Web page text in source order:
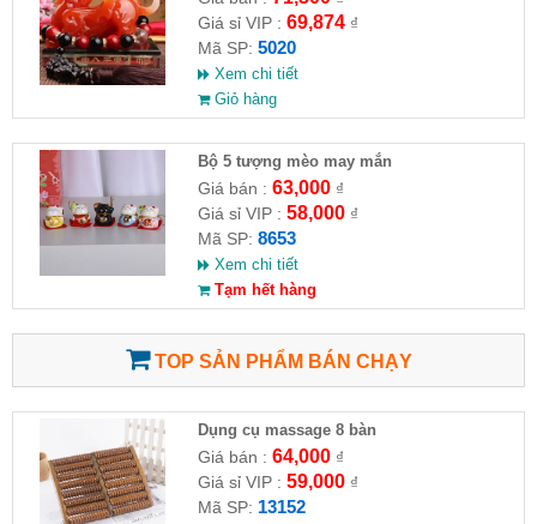
Giá sỉ VIP : 69,874₫
Mã SP: 5020
Xem chi tiết
Giỏ hàng
Bộ 5 tượng mèo may mắn
Giá bán : 63,000₫
Giá sỉ VIP : 58,000₫
Mã SP: 8653
Xem chi tiết
Tạm hết hàng
TOP SẢN PHẨM BÁN CHẠY
Dụng cụ massage 8 bàn
Giá bán : 64,000₫
Giá sỉ VIP : 59,000₫
Mã SP: 13152